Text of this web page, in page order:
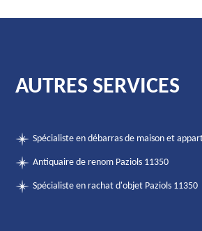
AUTRES SERVICES
Spécialiste en débarras de maison et
Antiquaire de renom Paziols 11350
Spécialiste en rachat d'objet Paziols 11350